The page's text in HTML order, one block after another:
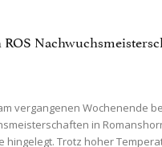
vergangenen Wochenende
in
Trotz hoher